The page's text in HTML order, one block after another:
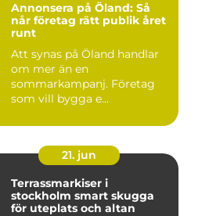
Annonsera på Öland: Så
når företag rätt publik året
runt
Att synas på Öland handlar
om mer än en
sommarkampanj. Företag
som vill bygga e...
21. jun
Terrassmarkiser i
stockholm smart skugga
för uteplats och altan